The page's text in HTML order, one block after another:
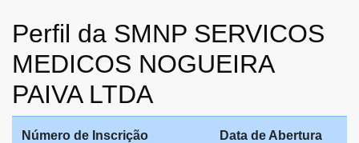
Perfil da SMNP SERVICOS
MEDICOS NOGUEIRA
PAIVA LTDA
Número de Inscrição Data de Abertura